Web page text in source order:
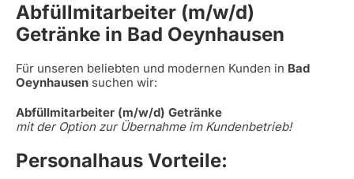
Abfüllmitarbeiter (m/w/d)
Getränke in Bad Oeynhausen
Für unseren beliebten und modernen Kunden in Bad
Oeynhausen suchen wir:
Abfüllmitarbeiter (m/w/d) Getränke
mit der Option zur Übernahme im Kundenbetrieb!
Personalhaus Vorteile: